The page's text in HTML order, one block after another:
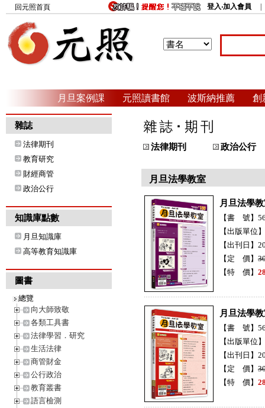
回元照首頁 登入‧加入會員
月旦案例課 元照讀書館 波斯納推薦 創
雜誌
法律期刊
教育研究
財經商管
政治公行
知識庫點數
月旦知識庫
高等教育知識庫
圖書
總覽
向大師致敬
各類工具書
法律學習．研究
生活法律
商管財金
公行政治
教育叢書
語言檢測
法律期刊 政治公行
月旦法學教室
月旦法學
【書 號】
【出版單位
【出刊日】
【定 價】
【特 價】
月旦法學
【書 號】
【出版單位
【出刊日】
【定 價】
【特 價】